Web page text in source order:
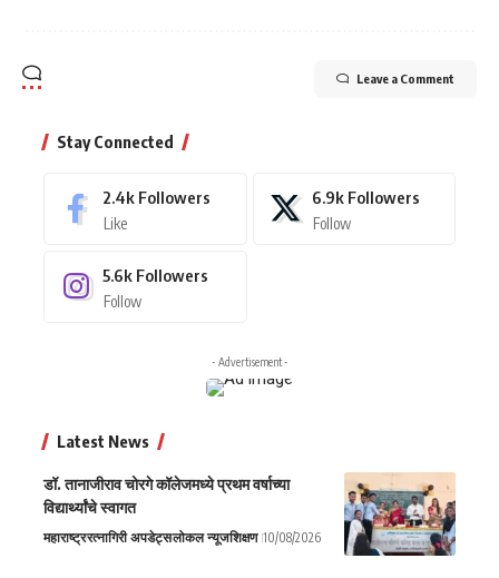
Leave a Comment
Stay Connected
2.4k Followers
Like
6.9k Followers
Follow
5.6k Followers
Follow
- Advertisement -
Latest News
डॉ. तानाजीराव चोरगे कॉलेजमध्ये प्रथम वर्षाच्या
विद्यार्थ्यांचे स्वागत
महाराष्ट्ररत्नागिरी अपडेट्सलोकल न्यूजशिक्षण 10/08/2026